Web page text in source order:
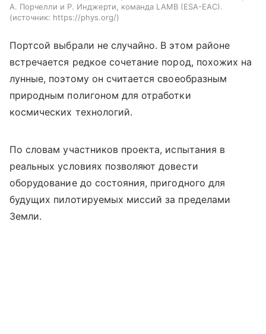
А. Порчелли и Р. Инджерти, команда LAMB (ESA-EAC).
источник: https://phys.org/
Портсой выбрали не случайно. В этом районе
встречается редкое сочетание пород, похожих на
лунные, поэтому он считается своеобразным
природным полигоном для отработки
космических технологий.
По словам участников проекта, испытания в
реальных условиях позволяют довести
оборудование до состояния, пригодного для
будущих пилотируемых миссий за пределами
Земли.